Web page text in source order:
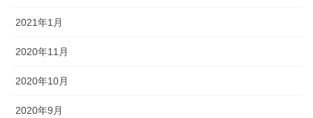
2021年1月
2020年11月
2020年10月
2020年9月